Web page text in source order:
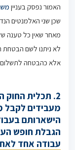
האמור נפסק בעניין
שכן שני האלמנטים
מאחר שאין כל טענה
לא ניתנו לשם הבטחת
אלא כהבטחה לתשלום
2. תכלית
מעבידים לקבל
הישארותם
הגבלת חופש
עבודה אחד